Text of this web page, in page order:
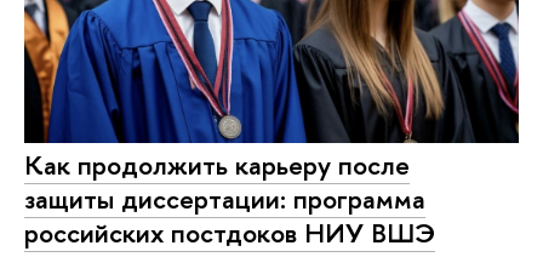
Как продолжить карьеру после
защиты диссертации: программа
российских постдоков НИУ ВШЭ